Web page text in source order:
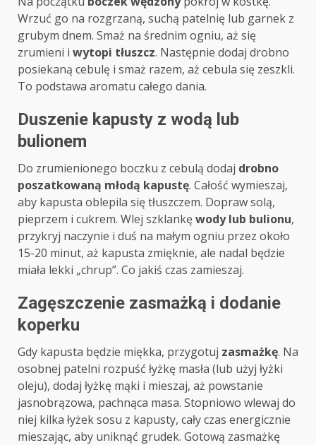
Wrzuć go na rozgrzaną, suchą patelnię lub garnek z
grubym dnem. Smaż na średnim ogniu, aż się
zrumieni i wytopi tłuszcz. Następnie dodaj drobno
posiekaną cebulę i smaż razem, aż cebula się zeszkli.
To podstawa aromatu całego dania.
Duszenie kapusty z wodą lub
bulionem
Do zrumienionego boczku z cebulą dodaj drobno
poszatkowaną młodą kapustę. Całość wymieszaj,
aby kapusta oblepila się tłuszczem. Dopraw solą,
pieprzem i cukrem. Wlej szklankęwody lub bulionu,
przykryj naczynie i duś na małym ogniu przez około
15-20 minut, aż kapusta zmięknie, ale nadal będzie
miała lekki „chrup”. Co jakiś czas zamieszaj.
Zagęszczenie zasmażką i dodanie
koperku
Gdy kapusta będzie miękka, przygotuj zasmażkę. Na
osobnej patelni rozpuść łyżkę masła (lub użyj łyżki
oleju), dodaj łyżkę mąki i mieszaj, aż powstanie
jasnobrązowa, pachnąca masa. Stopniowo wlewaj do
niej kilka łyżek sosu z kapusty, cały czas energicznie
mieszając, aby uniknąć grudek. Gotową zasmażkę